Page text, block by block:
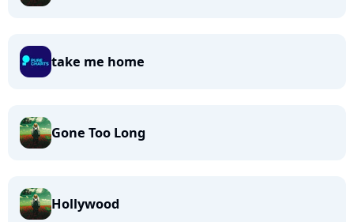
take me home
Gone Too Long
Hollywood